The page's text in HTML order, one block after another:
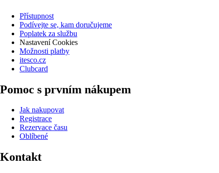
Přístupnost
Podívejte se, kam doručujeme
Poplatek za službu
Nastavení Cookies
Možnosti platby
itesco.cz
Clubcard
Pomoc s prvním nákupem
Jak nakupovat
Registrace
Rezervace času
Oblíbené
Kontakt